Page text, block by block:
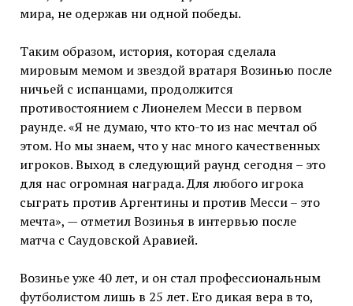
мира, не одержав ни одной победы.
Таким образом, история, которая сделала
мировым мемом и звездой вратаря Возинью после
ничьей с испанцами, продолжится
противостоянием с Лионелем Месси в первом
раунде. «Я не думаю, что кто-то из нас мечтал об
этом. Но мы знаем, что у нас много качественных
игроков. Выход в следующий раунд сегодня – это
для нас огромная награда. Для любого игрока
сыграть против Аргентины и против Месси – это
мечта», — отметил Возинья в интервью после
матча с Саудовской Аравией.
Возинье уже 40 лет, и он стал профессиональным
футболистом лишь в 25 лет. Его дикая вера в то,